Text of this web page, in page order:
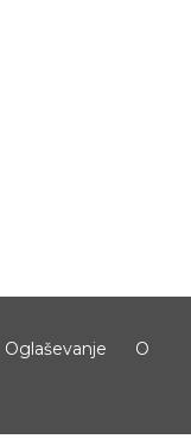
Oglaševanje
O